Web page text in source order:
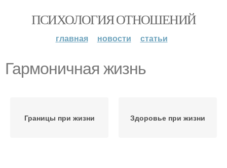
ПСИХОЛОГИЯ ОТНОШЕНИЙ
главная новости статьи
Гармоничная жизнь
Границы при жизни Здоровье при жизни